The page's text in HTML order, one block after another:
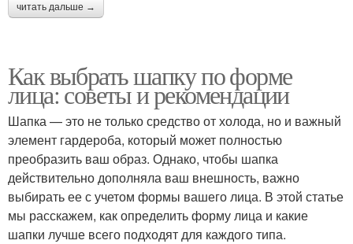
читать дальше →
Как выбрать шапку по форме
лица: советы и рекомендации
Шапка — это не только средство от холода, но и важный
элемент гардероба, который может полностью
преобразить ваш образ. Однако, чтобы шапка
действительно дополняла ваш внешность, важно
выбирать ее с учетом формы вашего лица. В этой статье
мы расскажем, как определить форму лица и какие
шапки лучше всего подходят для каждого типа.